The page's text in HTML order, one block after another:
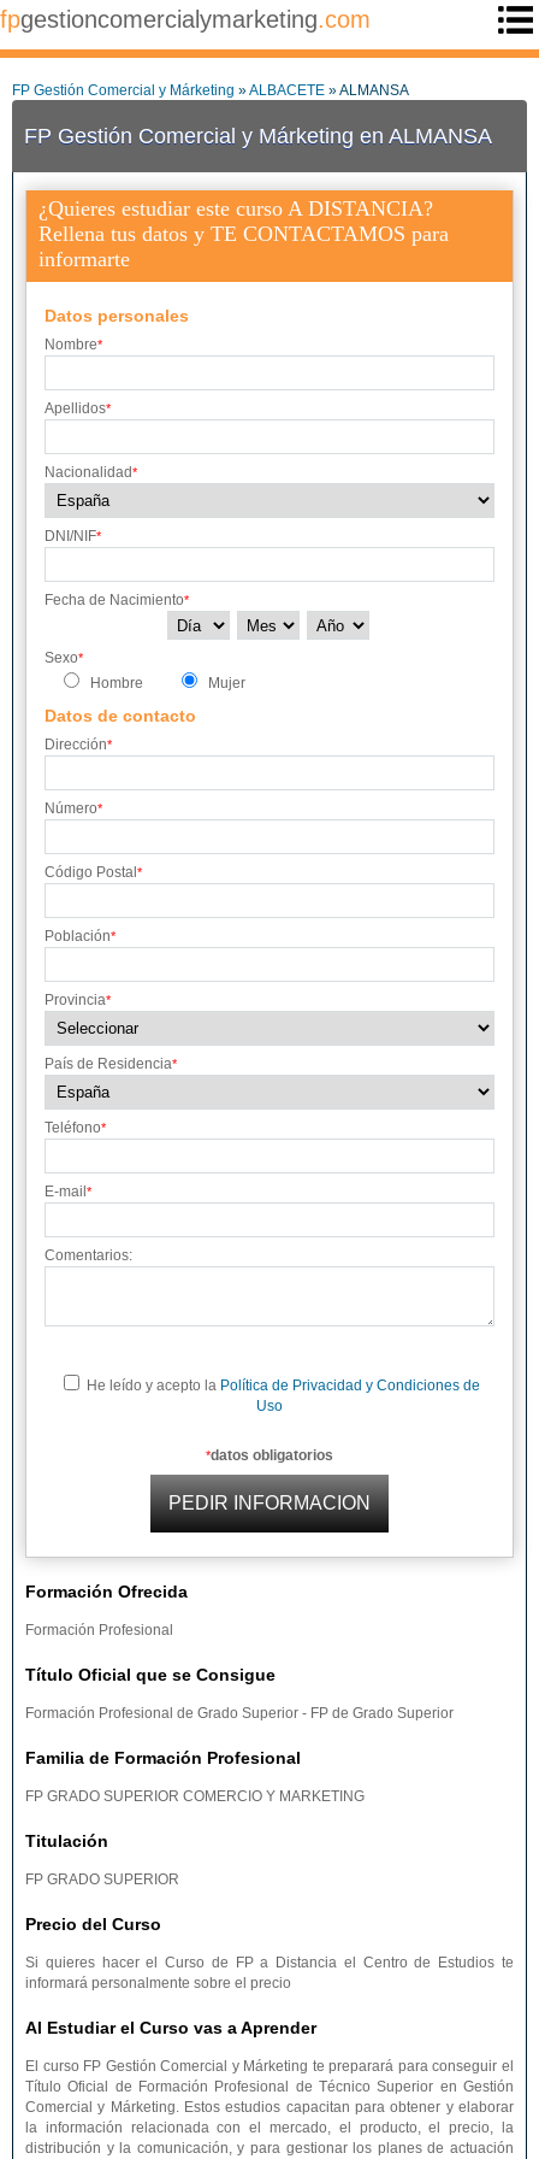
fpgestioncomercialymarketing.com
FP Gestión Comercial y Márketing »ALBACETE » ALMANSA
FP Gestión Comercial y Márketing en ALMANSA
¿Quieres estudiar este curso A DISTANCIA?
Rellena tus datos y TE CONTACTAMOS para
informarte
Datos personales
Nombre*
Apellidos*
Nacionalidad*
DNI/NIF*
Fecha de Nacimiento*
Sexo*
Hombre Mujer
Datos de contacto
Dirección*
Número*
Código Postal *
Población*
Provincia*
País de Residencia*
Teléfono*
E-mail *
Comentarios:
He leído y acepto la Política de Privacidad y Condiciones de
Uso
*datos obligatorios
Formación Ofrecida
Formación Profesional
Título Oficial que se Consigue
Formación Profesional de Grado Superior - FP de Grado Superior
Familia de Formación Profesional
FP GRADO SUPERIOR COMERCIO Y MARKETING
Titulación
FP GRADO SUPERIOR
Precio del Curso
Si quieres hacer el Curso de FP a Distancia el Centro de Estudios te
informará personalmente sobre el precio
Al Estudiar el Curso vas a Aprender
El curso FP Gestión Comercial y Márketing te preparará para conseguir el
Título Oficial de Formación Profesional de Técnico Superior en Gestión
Comercial y Márketing. Estos estudios capacitan para obtener y elaborar
la información relacionada con el mercado, el producto, el precio, la
distribución y la comunicación, y para gestionar los planes de actuación